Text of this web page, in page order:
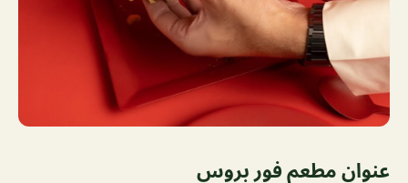
عنوان مطعم فور بروس